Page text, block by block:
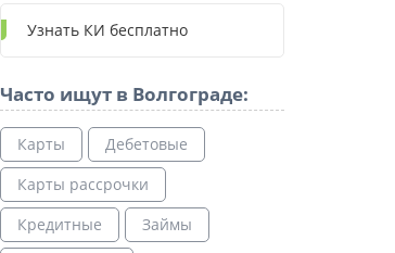
Узнать КИ бесплатно
Часто ищут в Волгограде:
Карты
Дебетовые
Карты рассрочки
Кредитные
Займы